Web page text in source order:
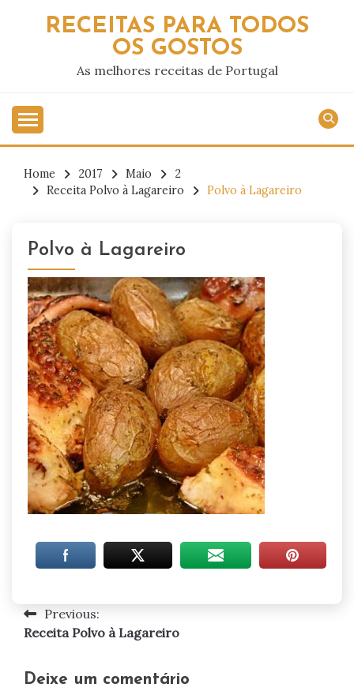
RECEITAS PARA TODOS
OS GOSTOS
As melhores receitas de Portugal
Home 2017 Maio
2
Receita Polvo à Lagareiro
Polvo à Lagareiro
Polvo à Lagareiro
Navegação
artigos
Previous:
Receita Polvo à Lagareiro
Deixe um comentário